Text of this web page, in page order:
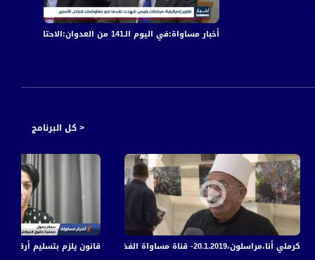
أخبار مساواة:في اليوم الـ141 من العدوان:الاحتلال يكثف قصفه على قطاع غزة مخلّفا عشرات الشهداء والجرحى
< كل البرنامج
قانون يلزم بتسليم أرقام كرملي أنا،مراسلون،20.1.2019- قناة مساواة الفضائية